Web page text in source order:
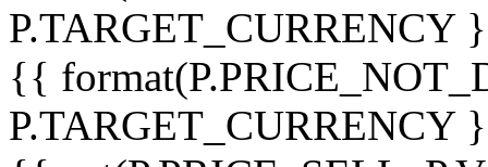
P.TARGET_CURRENCY
{{
P.TARGET_CURRENCY